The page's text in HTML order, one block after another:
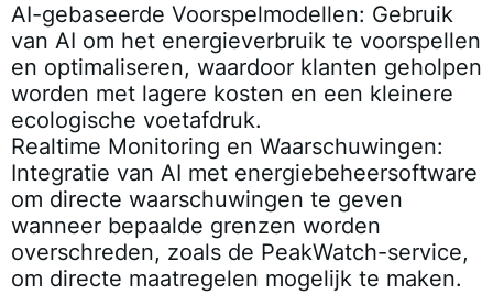
AI-gebaseerde Voorspelmodellen: Gebruik
van AI om het energieverbruik te voorspellen
en optimaliseren, waardoor klanten geholpen
worden met lagere kosten en een kleinere
ecologische voetafdruk.
Realtime Monitoring en Waarschuwingen:
Integratie van AI met energiebeheersoftware
om directe waarschuwingen te geven
wanneer bepaalde grenzen worden
overschreden, zoals de PeakWatch-service,
om directe maatregelen mogelijk te maken.